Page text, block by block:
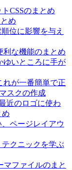
CSSのまとめ
め
位に影響を与え
利な機能のまとめ
ゆいところに手が
れが一番簡単で正
スクの作成
近のロゴに使わ
め
ページレイアウ
クニックを学ぶ
マファイルのまと